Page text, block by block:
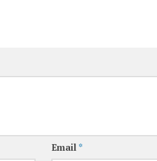
Email *